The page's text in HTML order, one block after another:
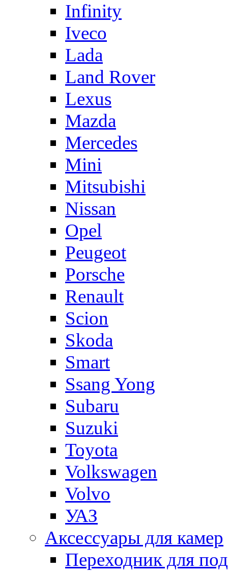
Infinity
Iveco
Lada
Land Rover
Lexus
Mazda
Mercedes
Mini
Mitsubishi
Nissan
Opel
Peugeot
Porsche
Renault
Scion
Skoda
Smart
Ssang Yong
Subaru
Suzuki
Toyota
Volkswagen
Volvo
УАЗ
Аксессуары для камер
Переходник для